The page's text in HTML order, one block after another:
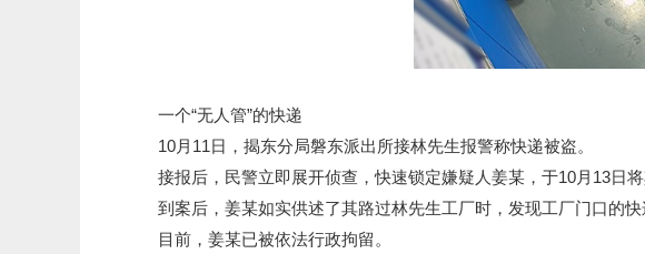
一个“无人管”的快递
10月11日，揭东分局磐东派出所接林先生报警称快递被盗。
接报后，民警立即展开侦查，快速锁定嫌疑人姜某，于10月13日将
到案后，姜某如实供述了其路过林先生工厂时，发现工厂门口的快
目前，姜某已被依法行政拘留。